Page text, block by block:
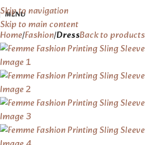
Skip to navigation
Skip to main content
MENU
Home Fashion DressBack to products